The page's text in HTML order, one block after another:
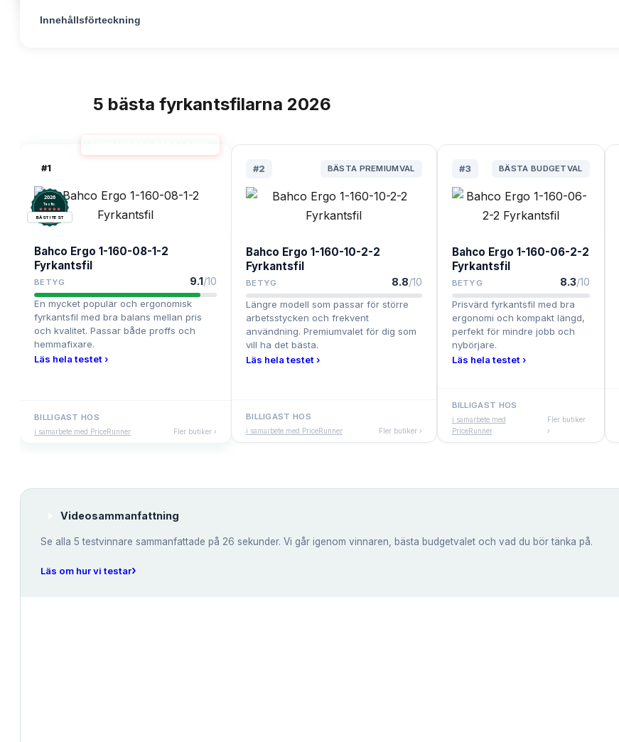
Innehållsförteckning
5 bästafyrkantsfilarna 2026
#1
2026
Testix.
BÄST I TEST
Bahco Ergo 1-160-08-1-2
Fyrkantsfil
BETYG 9.1/10
En mycket populär och ergonomisk
fyrkantsfil med bra balans mellan pris
och kvalitet. Passar både proffs och
hemmafixare.
Läs hela testet ›
BILLIGAST HOS
i samarbete med PriceRunner Fler butiker ›
#2 BÄSTA PREMIUMVAL
Bahco Ergo 1-160-10-2-2
Fyrkantsfil
BETYG 8.8/10
Längre modell som passar för större
arbetsstycken och frekvent
användning. Premiumvalet för dig som
vill ha det bästa.
Läs hela testet ›
BILLIGAST HOS
i samarbete med PriceRunner Fler butiker ›
#3 BÄSTA BUDGETVAL
Bahco Ergo 1-160-06-2-2
Fyrkantsfil
BETYG 8.3/10
Prisvärd fyrkantsfil med bra
ergonomi och kompakt längd,
perfekt för mindre jobb och
nybörjare.
Läs hela testet ›
BILLIGAST HOS
i samarbete med
PriceRunner
Fler butiker
›
Videosammanfattning
Se alla 5 testvinnare sammanfattade på 26 sekunder. Vi går igenom vinnaren, bästa budgetvalet och vad du bör tänka på.
Läs om hur vi testar›